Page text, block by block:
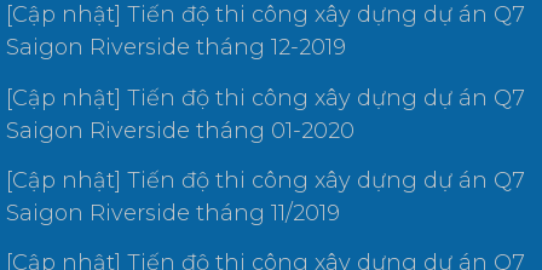
[Cập nhật] Tiến độ thi công xây dựng dự án Q7
Saigon Riverside tháng 12-2019
[Cập nhật] Tiến độ thi công xây dựng dự án Q7
Saigon Riverside tháng 01-2020
[Cập nhật] Tiến độ thi công xây dựng dự án Q7
Saigon Riverside tháng 11/2019
[Cập nhật] Tiến độ thi công xây dựng dự án Q7